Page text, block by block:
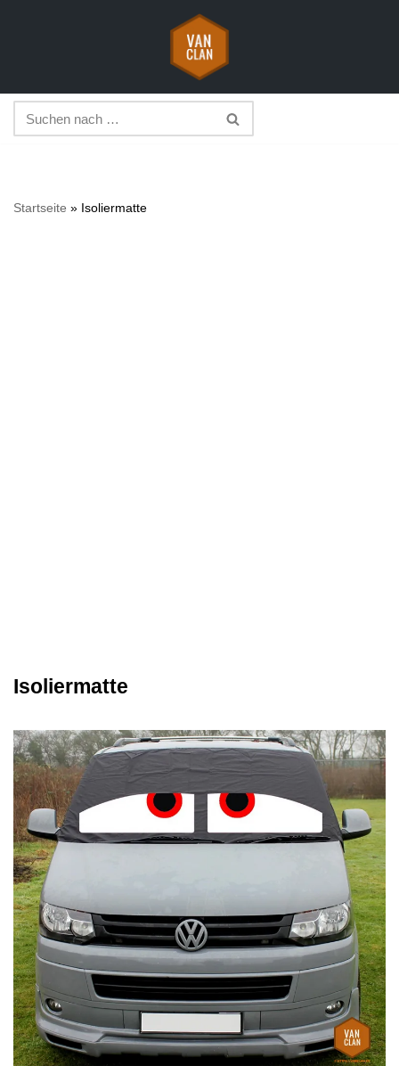
springen
Startseite » Isoliermatte
Isoliermatte